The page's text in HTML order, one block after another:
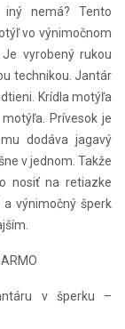
nosiť na retiazke
výnimočný šperk
nemá? Tento
vo výnimočnom
vyrobený rukou
technikou. Jantár
Krídla motýľa
Prívesok je
dodáva jagavý
v jednom. Takže
nosiť na retiazke
výnimočný šperk
v šperku –